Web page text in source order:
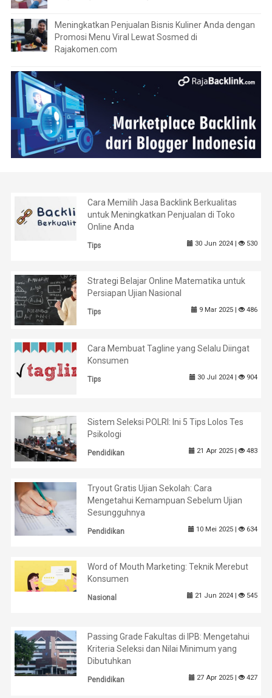
Meningkatkan Penjualan Bisnis Kuliner Anda dengan
Promosi Menu Viral Lewat Sosmed di
Rajakomen.com
Cara Memilih Jasa Backlink Berkualitas
untuk Meningkatkan Penjualan di Toko
Online Anda
Tips 30 Jun 2024 | 530
Strategi Belajar Online Matematika untuk
Persiapan Ujian Nasional
Tips 9 Mar 2025 | 486
Cara Membuat Tagline yang Selalu Diingat
Konsumen
Tips 30 Jul 2024 | 904
Sistem Seleksi POLRI: Ini 5 Tips Lolos Tes
Psikologi
Pendidikan 21 Apr 2025 | 483
Tryout Gratis Ujian Sekolah: Cara
Mengetahui Kemampuan Sebelum Ujian
Sesungguhnya
Pendidikan 10 Mei 2025 | 634
Word of Mouth Marketing: Teknik Merebut
Konsumen
Nasional 21 Jun 2024 | 545
Passing Grade Fakultas di IPB: Mengetahui
Kriteria Seleksi dan Nilai Minimum yang
Dibutuhkan
Pendidikan 27 Apr 2025 | 427